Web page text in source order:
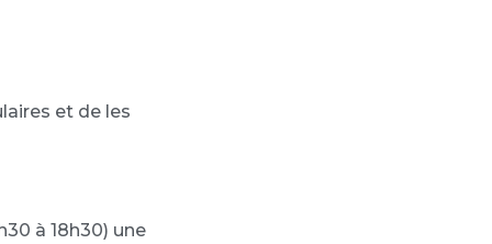
et de les
à 18h30) une